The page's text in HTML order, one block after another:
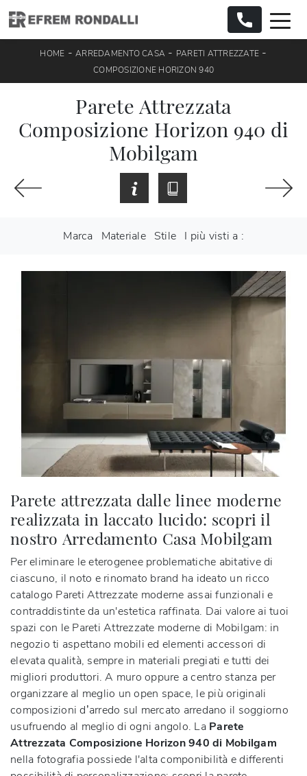
HOME -ARREDAMENTO CASA - PARETI ATTREZZATE -
COMPOSIZIONE HORIZON 940
Parete Attrezzata
Composizione Horizon 940 di
Mobilgam
Marca Materiale Stile I più visti a :
Parete attrezzata dalle linee moderne
realizzata in laccato lucido: scopri il
nostro Arredamento Casa Mobilgam
Per eliminare le eterogenee problematiche abitative di
ciascuno, il noto e rinomato brand ha ideato un ricco
catalogo Pareti Attrezzate moderne assai funzionali e
contraddistinte da un'estetica raffinata. Dai valore ai tuoi
spazi con le Pareti Attrezzate moderne di Mobilgam: in
negozio ti aspettano mobili ed elementi accessori di
elevata qualità, sempre in materiali pregiati e tutti dei
migliori produttori. A muro oppure a centro stanza per
organizzare al meglio un open space, le più originali
composizioni d’arredo sul mercato arredano il soggiorno
usufruendo al meglio di ogni angolo. La Parete
Attrezzata Composizione Horizon 940 di Mobilgam
nella fotografia possiede l'alta componibilità e differenti